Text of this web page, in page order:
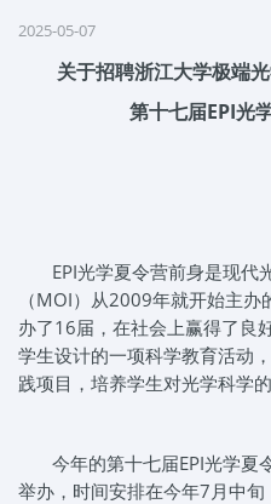
2025-05-07
关于招聘浙江大学极端
第十七届EPI光
EPI光学夏令营前身是现代
（MOI）从2009年就开始主
办了16届，在社会上赢得了良
学生设计的一项科学教育活动
践项目，培养学生对光学科学
今年的第十七届EPI光学夏
举办，时间安排在今年7月中